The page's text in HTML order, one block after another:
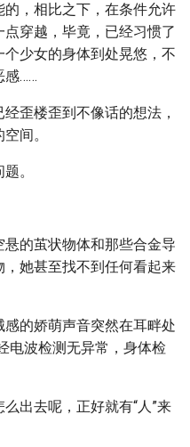
，相比之下，在条件允许
穿越，毕竟，已经习惯了
少女的身体到处晃悠，不
感……
歪楼歪到不像话的想法，
间。
。
的茧状物体和那些合金导
她甚至找不到任何看起来
的娇萌声音突然在耳畔处
电波检测无异常，身体检
出去呢，正好就有“人”来